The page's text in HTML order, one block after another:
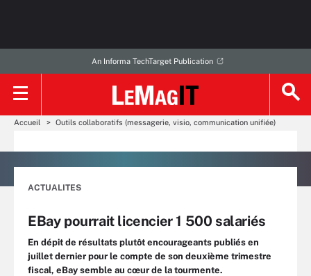
An Informa TechTarget Publication
Accueil Outils collaboratifs (messagerie, visio, communication unifiée)
ACTUALITES
EBay pourrait licencier 1 500 salariés
En dépit de résultats plutôt encourageants publiés en
juillet dernier pour le compte de son deuxième trimestre
fiscal, eBay semble au cœur de la tourmente.